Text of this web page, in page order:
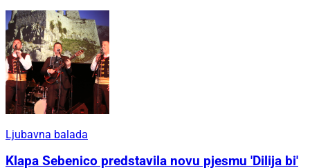
Ljubavna balada
Klapa Sebenico predstavila novu pjesmu 'Dilija bi'